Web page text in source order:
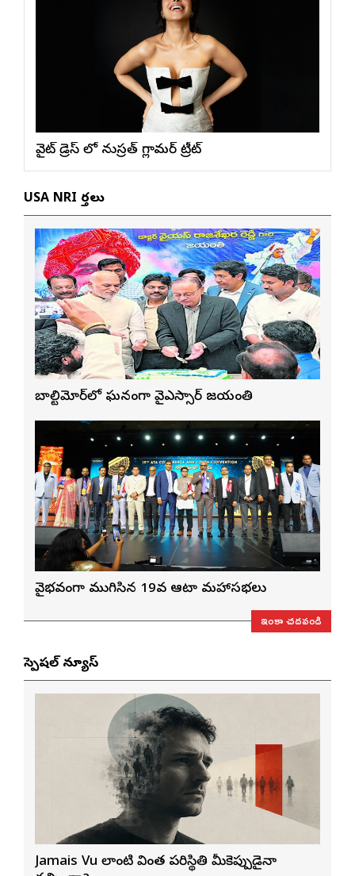
వైట్ డ్రెస్ లో నుస్ర‌త్ గ్లామ‌ర్ ట్రీట్
USA NRI వార్తలు
బాల్టిమోర్‌లో ఘనంగా వైఎస్సార్‌ జయంతి
వైభవంగా ముగిసిన 19వ ఆటా మహాసభలు
ఇంకా చదవండి
స్పెషల్ న్యూస్
Jamais Vu లాంటి వింత పరిస్థితి మీకెప్పుడైనా